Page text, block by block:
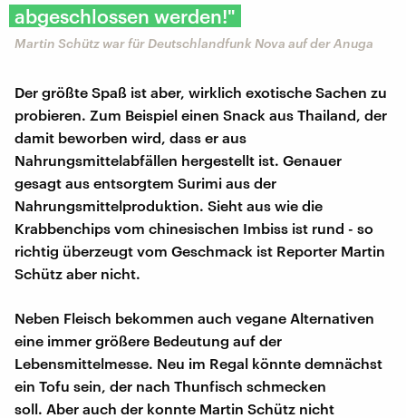
abgeschlossen werden!"
Martin Schütz war für Deutschlandfunk Nova auf der Anuga
Der größte Spaß ist aber, wirklich exotische Sachen zu
probieren. Zum Beispiel einen Snack aus Thailand, der
damit beworben wird, dass er aus
Nahrungsmittelabfällen hergestellt ist. Genauer
gesagt aus entsorgtem Surimi aus der
Nahrungsmittelproduktion. Sieht aus wie die
Krabbenchips vom chinesischen Imbiss ist rund - so
richtig überzeugt vom Geschmack ist Reporter Martin
Schütz aber nicht.
Neben Fleisch bekommen auch vegane Alternativen
eine immer größere Bedeutung auf der
Lebensmittelmesse. Neu im Regal könnte demnächst
ein Tofu sein, der nach Thunfisch schmecken
soll. Aber auch der konnte Martin Schütz nicht